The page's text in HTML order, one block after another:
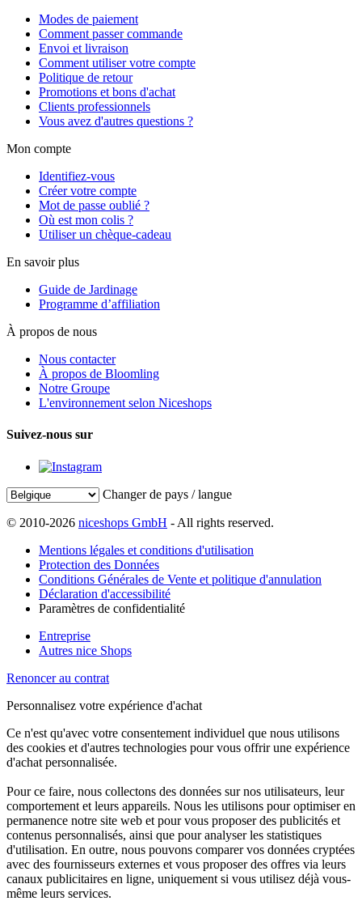
Modes de paiement
Comment passer commande
Envoi et livraison
Comment utiliser votre compte
Politique de retour
Promotions et bons d'achat
Clients professionnels
Vous avez d'autres questions ?
Mon compte
Identifiez-vous
Créer votre compte
Mot de passe oublié ?
Où est mon colis ?
Utiliser un chèque-cadeau
En savoir plus
Guide de Jardinage
Programme d’affiliation
À propos de nous
Nous contacter
À propos de Bloomling
Notre Groupe
L'environnement selon Niceshops
Suivez-nous sur
Changer de pays / langue
© 2010-2026 niceshops GmbH - All rights reserved.
Mentions légales et conditions d'utilisation
Protection des Données
Conditions Générales de Vente et politique d'annulation
Déclaration d'accessibilité
Paramètres de confidentialité
Entreprise
Autres nice Shops
Renoncer au contrat
Personnalisez votre expérience d'achat
Ce n'est qu'avec votre consentement individuel que nous utilisons
des cookies et d'autres technologies pour vous offrir une expérience
d'achat personnalisée.
Pour ce faire, nous collectons des données sur nos utilisateurs, leur
comportement et leurs appareils. Nous les utilisons pour optimiser en
permanence notre site web et pour vous proposer des publicités et
contenus personnalisés, ainsi que pour analyser les statistiques
d'utilisation. En outre, nous pouvons comparer vos données cryptées
avec des fournisseurs externes et vous proposer des offres via leurs
canaux publicitaires en ligne, uniquement si vous utilisez déjà vous-
même leurs services.